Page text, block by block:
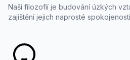
Naší filozofií je budování úzkých
zajištění jejich naprosté